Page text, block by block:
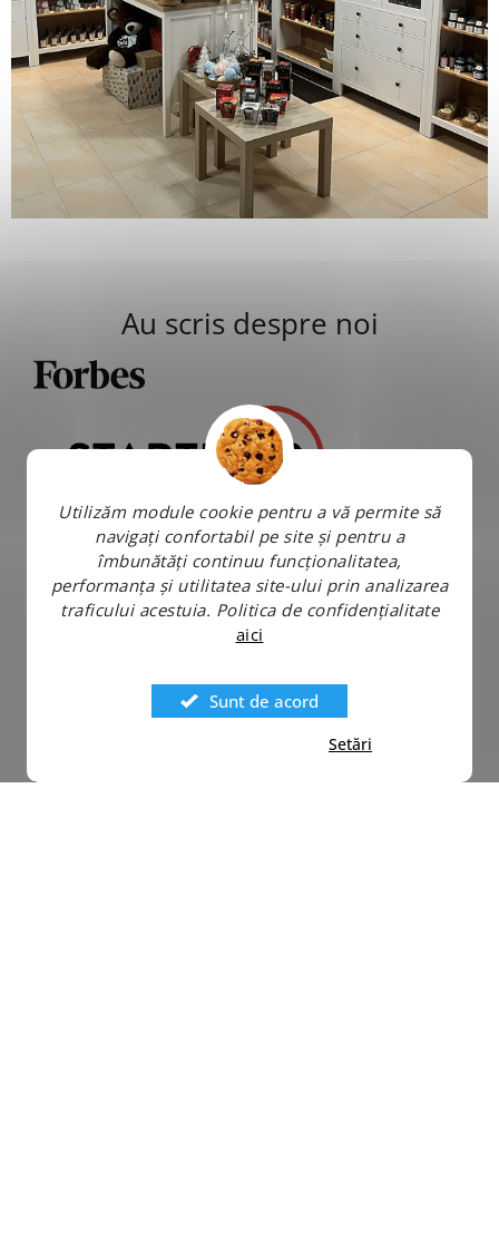
Utilizăm module cookie pentru a vă permite să
navigați confortabil pe site și pentru a
îmbunătăți continuu funcționalitatea,
performanța și utilitatea site-ului prin analizarea
traficului acestuia. Politica de confidențialitate
aici
Sunt de acord
Setări
Au scris despre noi